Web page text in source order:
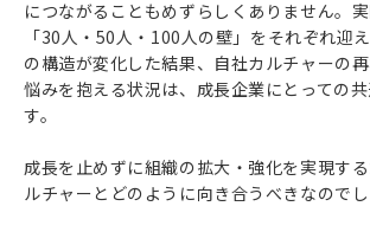
につながることもめずらしくありません。
「30人・50人・100人の壁」をそれぞれ迎
の構造が変化した結果、自社カルチャーの
悩みを抱える状況は、成長企業にとっての
す。
成長を止めずに組織の拡大・強化を実現す
ルチャーとどのように向き合うべきなのでし